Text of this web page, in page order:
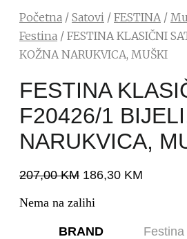
Početna / Satovi / FESTINA /
Festina / FESTINA KLASIČNI
KOŽNA NARUKVICA, MUŠKI
FESTINA
F20426/1
NARUKVICA,
207,00KM 186,30 KM
Nema na zalihi
BRAND
Festina